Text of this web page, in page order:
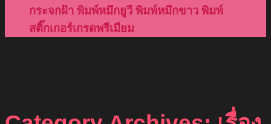
กระจกฝ้า พิมพ์หมึกยูวี พิมพ์หมึกขาว พิมพ์
สติ๊กเกอร์เกรดพรีเมียม